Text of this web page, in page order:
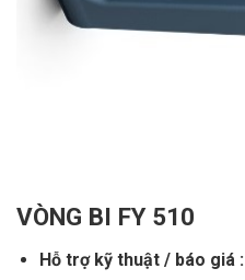
VÒNG BI FY 510
Hỗ trợ kỹ thuật / báo giá :